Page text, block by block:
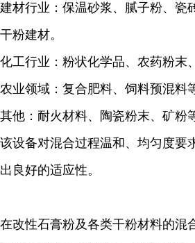
建材行业：保温砂浆、腻子粉、瓷
干粉建材。
化工行业：粉状化学品、农药粉末
农业领域：复合肥料、饲料预混料
其他：耐火材料、陶瓷粉末、矿粉
该设备对混合过程温和、均匀度要
出良好的适应性。
在改性石膏粉及各类干粉材料的混